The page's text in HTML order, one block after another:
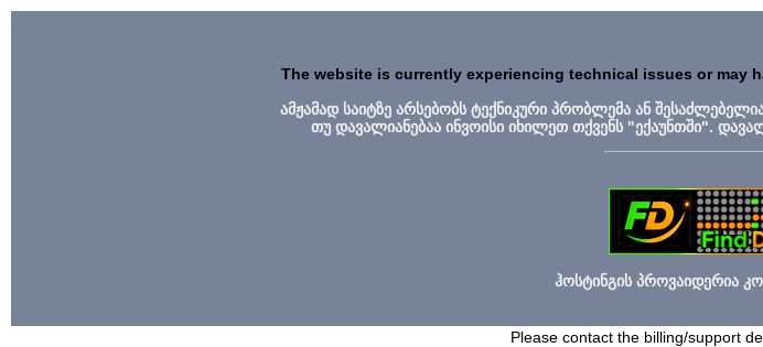
The website is currently experiencing technical issues or may
ამჟამად საიტზე არსებობს ტექნიკური პრობლემა ან
თუ დავალიანებაა ინვოისი იხილეთ თქვენს "ექაუნთში".
ჰოსტინგის პროვაიდერია
Please contact the billing/support